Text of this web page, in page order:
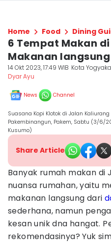
Home Food Dining
6 Tempat Makan
Makanan
14 Okt 2023, 17:49 WIB Kota
Dyar Ayu
News Channel
Suasana Kopi Klotok di Jalan Kaliurang
Pakembinangun, Pakem, Sabtu (3/6/
Kusumo)
Share Article
Banyak rumah makan di
nuansa rumahan, yaitu
makanan langsung dari
sederhana, namun
kesan unik dna hangat.
rekomendasinya? Yuk